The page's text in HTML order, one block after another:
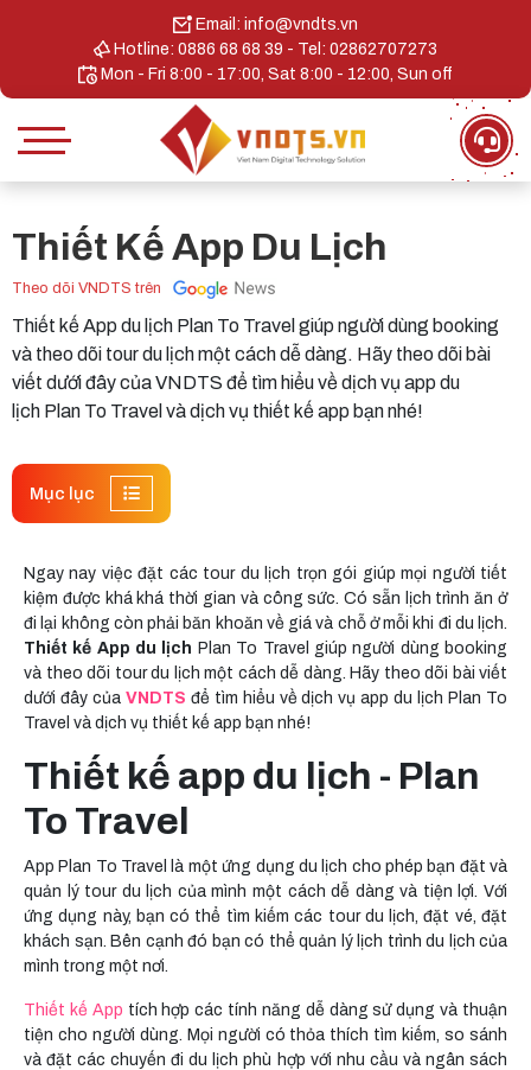
Email: info@vndts.vn
Hotline: 0886 68 68 39 - Tel: 02862707273
Mon - Fri 8:00 - 17:00, Sat 8:00 - 12:00, Sun off
Thiết Kế App Du Lịch
Theo dõi VNDTS trên
Thiết kế App du lịch Plan To Travel giúp người dùng booking
và theo dõi tour du lịch một cách dễ dàng. Hãy theo dõi bài
viết dưới đây của VNDTS để tìm hiểu về dịch vụ app du
lịch Plan To Travel và dịch vụ thiết kế app bạn nhé!
Mục lục
Ngay nay việc đặt các tour du lịch trọn gói giúp mọi người tiết
kiệm được khá khá thời gian và công sức. Có sẵn lịch trình ăn ở
đi lại không còn phải băn khoăn về giá và chỗ ở mỗi khi đi du lịch.
Thiết kế App du lịch Plan To Travel giúp người dùng booking
và theo dõi tour du lịch một cách dễ dàng. Hãy theo dõi bài viết
dưới đây của VNDTS để tìm hiểu về dịch vụ app du lịch Plan To
Travel và dịch vụ thiết kế app bạn nhé!
Thiết kế app du lịch - Plan
To Travel
App Plan To Travel là một ứng dụng du lịch cho phép bạn đặt và
quản lý tour du lịch của mình một cách dễ dàng và tiện lợi. Với
ứng dụng này, bạn có thể tìm kiếm các tour du lịch, đặt vé, đặt
khách sạn. Bên cạnh đó bạn có thể quản lý lịch trình du lịch của
mình trong một nơi.
Thiết kế App tích hợp các tính năng dễ dàng sử dụng và thuận
tiện cho người dùng. Mọi người có thỏa thích tìm kiếm, so sánh
và đặt các chuyến đi du lịch phù hợp với nhu cầu và ngân sách